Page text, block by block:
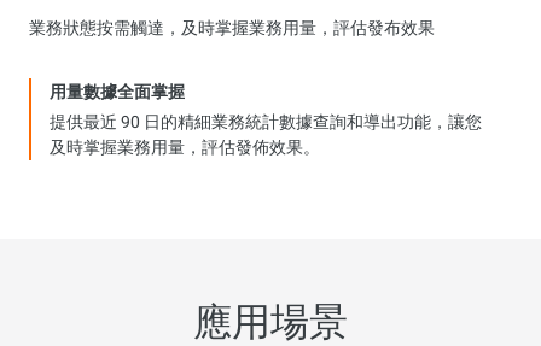
業務狀態按需觸達，及時掌握業務用量，評估發布效果
用量數據全面掌握
提供最近 90 日的精細業務統計數據查詢和導出功能，讓您
及時掌握業務用量，評估發佈效果。
應用場景